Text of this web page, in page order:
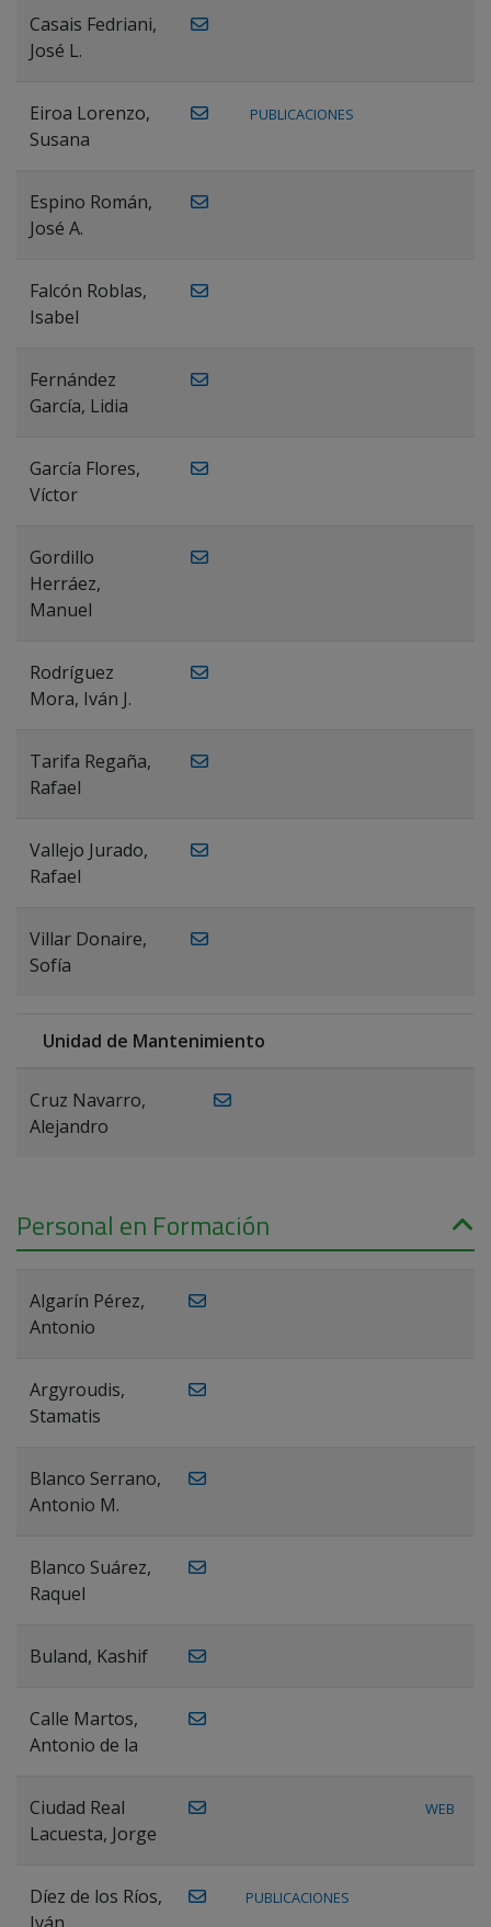
Casais Fedriani,
José L.
Eiroa Lorenzo,
Susana
PUBLICACIONES
Espino Román,
José A.
Falcón Roblas,
Isabel
Fernández
García, Lidia
García Flores,
Víctor
Gordillo
Herráez,
Manuel
Rodríguez
Mora, Iván J.
Tarifa Regaña,
Rafael
Vallejo Jurado,
Rafael
Villar Donaire,
Sofía
Unidad de Mantenimiento
Cruz Navarro,
Alejandro
Personal en Formación
Algarín Pérez,
Antonio
Argyroudis,
Stamatis
Blanco Serrano,
Antonio M.
Blanco Suárez,
Raquel
Buland, Kashif
Calle Martos,
Antonio de la
Ciudad Real
Lacuesta, Jorge
WEB
Díez de los Ríos,
PUBLICACIONES